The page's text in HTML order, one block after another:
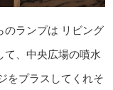
のランプは リビング
て、中央広場の噴水
をプラスしてくれそ